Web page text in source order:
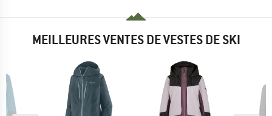
MEILLEURES VENTES DE VESTES DE SKI